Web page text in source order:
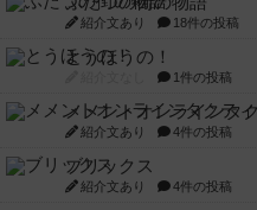
紹介文あり 18件の投稿
とうほうの！
1件の投稿
メメントオンラインタ
紹介文あり 4件の投稿
ブリックス
紹介文あり 4件の投稿